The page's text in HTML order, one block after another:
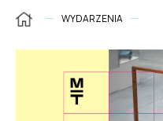
WYDARZENIA